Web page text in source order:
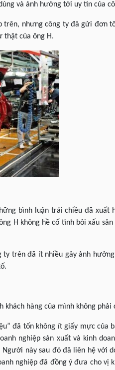
và ảnh hưởng tới uy tín của
trên, nhưng công ty đã gửi đơn
thật của ông H.
bình luận trái chiều đã
H không hề cố tình bôi xấu
trên đã ít nhiều gây ảnh
khách hàng của mình không
đã tốn không ít giấy mực của
nghiệp sản xuất và kinh
này sau đó đã liên hệ với
nghiệp đã đồng ý đưa cho vị